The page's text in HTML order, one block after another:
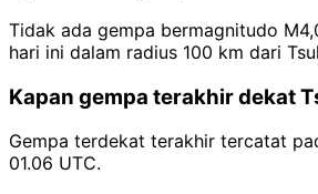
Tidak ada gempa bermagnitudo
hari ini dalam radius 100 km dari
Kapan gempa terakhir dekat
Gempa terdekat terakhir tercatat
01.06 UTC.